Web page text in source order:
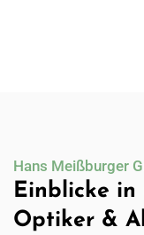
Hans Meißburger
Einblicke
Optiker &